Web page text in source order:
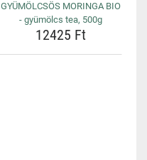
GYÜMÖLCSÖS MORINGA BIO
- gyümölcs tea, 500g
12425 Ft